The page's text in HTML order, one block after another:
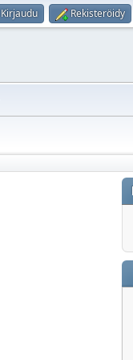
Kirjaudu Rekisteröidy